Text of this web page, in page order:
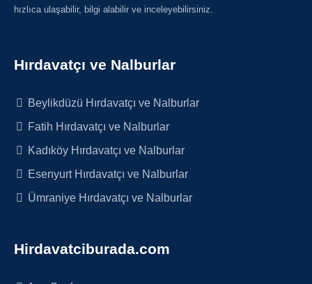
hızlıca ulaşabilir, bilgi alabilir ve inceleyebilirsiniz.
Hırdavatçı ve Nalburlar
Beylikdüzü Hırdavatçı ve Nalburlar
Fatih Hırdavatçı ve Nalburlar
Kadıköy Hırdavatçı ve Nalburlar
Esenyurt Hırdavatçı ve Nalburlar
Ümraniye Hırdavatçı ve Nalburlar
Hirdavatciburada.com